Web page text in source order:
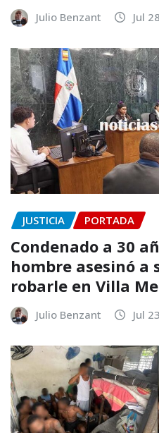
Julio Benzant Jul
JUSTICIA PORTADA
Condenado a 30
hombre asesinó a
robarle en Villa
Julio Benzant Jul